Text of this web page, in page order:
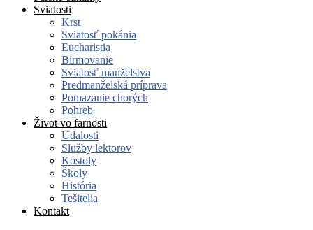
Sviatosti
Krst
Sviatosť pokánia
Eucharistia
Birmovanie
Sviatosť manželstva
Predmanželská príprava
Pomazanie chorých
Pohreb
Život vo farnosti
Udalosti
Služby lektorov
Kostoly
Školy
História
Tešitelia
Kontakt